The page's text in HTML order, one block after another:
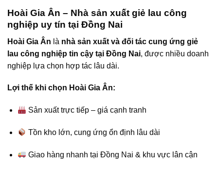
Hoài Gia Ân – Nhà sản xuất giẻ lau công
nghiệp uy tín tại Đồng Nai
Hoài Gia Ân là nhà sản xuất và đối tác cung ứng giẻ
lau công nghiệp tin cậy tại Đồng Nai, được nhiều doanh
nghiệp lựa chọn hợp tác lâu dài.
Lợi thế khi chọn Hoài Gia Ân:
Sản xuất trực tiếp – giá cạnh tranh
Tồn kho lớn, cung ứng ổn định lâu dài
Giao hàng nhanh tại Đồng Nai & khu vực lân cận